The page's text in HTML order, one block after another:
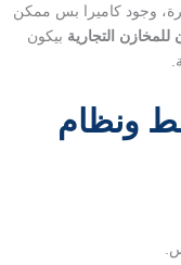
وجود كاميرا بس ممكن
للمخازن التجارية بيكون
ونظام